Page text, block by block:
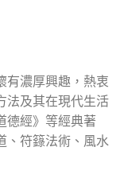
有濃厚興趣，熱衷
法及其在現代生活
德經》等經典著
、符籙法術、風水